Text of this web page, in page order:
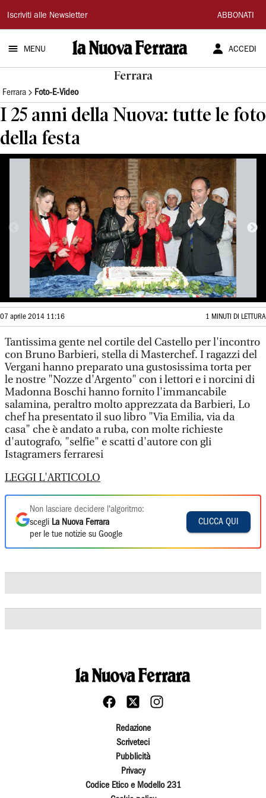
La
Nuova
Ferrara
Iscriviti alle Newsletter ABBONATI
MENU ACCEDI
Ferrara
Ferrara Foto-E-Video
I 25 anni della Nuova: tutte le foto
della festa
07 aprile 2014 11:16 1 MINUTI DI LETTURA
Tantissima gente nel cortile del Castello per l'incontro
con Bruno Barbieri, stella di Masterchef. I ragazzi del
Vergani hanno preparato una gustosissima torta per
le nostre "Nozze d'Argento" con i lettori e i norcini di
Madonna Boschi hanno fornito l'immancabile
salamina, peraltro molto apprezzata da Barbieri, Lo
chef ha presentato il suo libro "Via Emilia, via da
casa" che è andato a ruba, con molte richieste
d'autografo, "selfie" e scatti d'autore con gli
Istagramers ferraresi
LEGGI L'ARTICOLO
Non lasciare decidere l'algoritmo:
scegli La Nuova Ferrara
per le tue notizie su Google
CLICCA QUI
Redazione
Scriveteci
Pubblicità
Privacy
Codice Etico e Modello 231